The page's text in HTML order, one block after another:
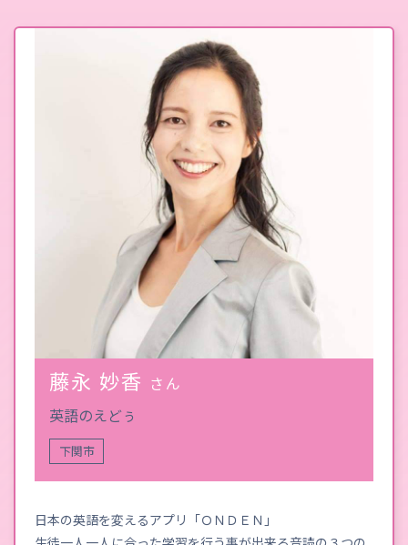
藤永 妙香 さん
英語のえどぅ
下関市
日本の英語を変えるアプリ「ＯＮＤＥＮ」